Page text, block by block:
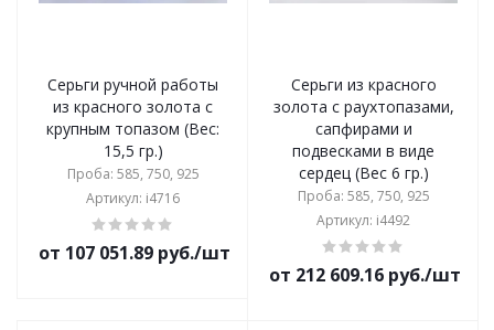
Серьги ручной работы
из красного золота с
крупным топазом (Вес:
15,5 гр.)
Проба: 585, 750, 925
Артикул: i4716
от 107 051.89 руб./шт
Серьги из красного
золота с раухтопазами,
сапфирами и
подвесками в виде
сердец (Вес 6 гр.)
Проба: 585, 750, 925
Артикул: i4492
от 212 609.16 руб./шт